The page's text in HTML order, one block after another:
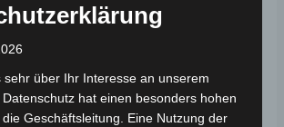
WARENKORB
sehr über Ihr Interesse an unserem
hat einen besonders hohen
Geschäftsleitung. Eine Nutzung der